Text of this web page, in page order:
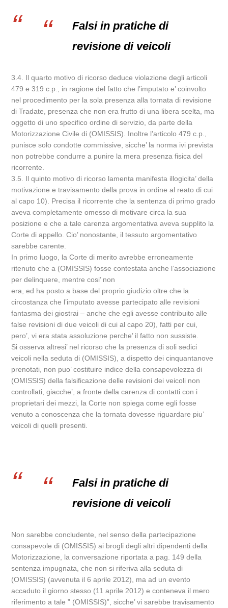
Falsi in pratiche di
revisione di veicoli
3.4. Il quarto motivo di ricorso deduce violazione degli articoli
479 e 319 c.p., in ragione del fatto che l’imputato e’ coinvolto
nel procedimento per la sola presenza alla tornata di revisione
di Tradate, presenza che non era frutto di una libera scelta, ma
oggetto di uno specifico ordine di servizio, da parte della
Motorizzazione Civile di (OMISSIS). Inoltre l’articolo 479 c.p.,
punisce solo condotte commissive, sicche’ la norma ivi prevista
non potrebbe condurre a punire la mera presenza fisica del
ricorrente.
3.5. Il quinto motivo di ricorso lamenta manifesta illogicita’ della
motivazione e travisamento della prova in ordine al reato di cui
al capo 10). Precisa il ricorrente che la sentenza di primo grado
aveva completamente omesso di motivare circa la sua
posizione e che a tale carenza argomentativa aveva supplito la
Corte di appello. Cio’ nonostante, il tessuto argomentativo
sarebbe carente.
In primo luogo, la Corte di merito avrebbe erroneamente
ritenuto che a (OMISSIS) fosse contestata anche l’associazione
per delinquere, mentre cosi’ non
era, ed ha posto a base del proprio giudizio oltre che la
circostanza che l’imputato avesse partecipato alle revisioni
fantasma dei giostrai – anche che egli avesse contribuito alle
false revisioni di due veicoli di cui al capo 20), fatti per cui,
pero’, vi era stata assoluzione perche’ il fatto non sussiste.
Si osserva altresi’ nel ricorso che la presenza di soli sedici
veicoli nella seduta di (OMISSIS), a dispetto dei cinquantanove
prenotati, non puo’ costituire indice della consapevolezza di
(OMISSIS) della falsificazione delle revisioni dei veicoli non
controllati, giacche’, a fronte della carenza di contatti con i
proprietari dei mezzi, la Corte non spiega come egli fosse
venuto a conoscenza che la tornata dovesse riguardare piu’
veicoli di quelli presenti.
Falsi in pratiche di
revisione di veicoli
Non sarebbe concludente, nel senso della partecipazione
consapevole di (OMISSIS) ai brogli degli altri dipendenti della
Motorizzazione, la conversazione riportata a pag. 149 della
sentenza impugnata, che non si riferiva alla seduta di
(OMISSIS) (avvenuta il 6 aprile 2012), ma ad un evento
accaduto il giorno stesso (11 aprile 2012) e conteneva il mero
riferimento a tale ” (OMISSIS)”, sicche’ vi sarebbe travisamento